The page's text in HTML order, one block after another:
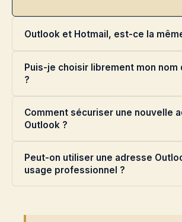
Outlook et Hotmail, est-ce la
Puis-je choisir librement mon nom
?
Comment sécuriser une nouvelle
Outlook ?
Peut-on utiliser une adresse
usage professionnel ?